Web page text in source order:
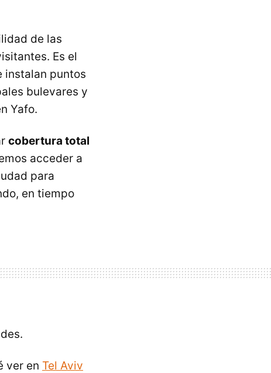
de las
Es el
instalan puntos
bulevares y
Yafo.
cobertura total
acceder a
para
en tiempo
ver en Tel Aviv